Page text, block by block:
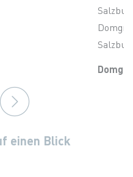
einen Blick